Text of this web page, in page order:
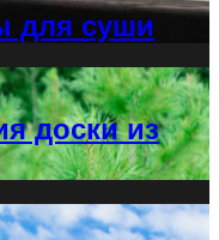
для суши
доски из